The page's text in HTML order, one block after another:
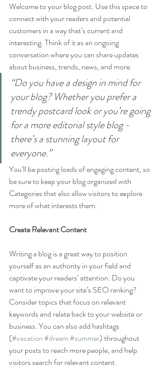
Welcome to your blog post. Use this space to
connect with your readers and potential
customers in a way that’s current and
interesting. Think of it as an ongoing
conversation where you can share updates
about business, trends, news, and more.
“Do you have a design in mind for
your blog? Whether you prefer a
trendy postcard look or you’re going
for a more editorial style blog -
there’s a stunning layout for
everyone.”
You’ll be posting loads of engaging content, so
be sure to keep your blog organized with
Categories that also allow visitors to explore
more of what interests them.
Create Relevant Content
Writing a blog is a great way to position
yourself as an authority in your field and
captivate your readers’ attention. Do you
want to improve your site’s SEO ranking?
Consider topics that focus on relevant
keywords and relate back to your website or
business. You can also add hashtags
(#vacation#dream#summer) throughout
your posts to reach more people, and help
visitors search for relevant content.